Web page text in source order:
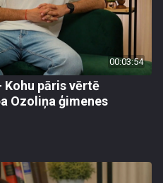
00:03:54
pāris vērtē
Ozoliņa ģimenes